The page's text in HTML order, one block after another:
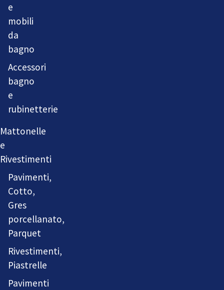
e
mobili
da
bagno
Accessori
bagno
e
rubinetterie
Mattonelle
e
Rivestimenti
Pavimenti,
Cotto,
Gres
porcellanato,
Parquet
Rivestimenti,
Piastrelle
Pavimenti